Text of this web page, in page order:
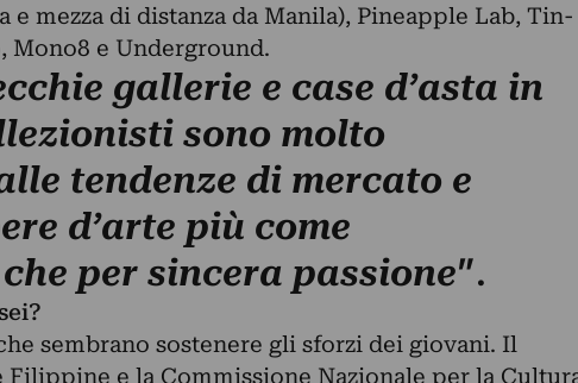
e mezza di distanza da Manila), Pineapple Lab, Tin-
Mono8 e Underground.
gallerie e case d’asta in
sono molto
tendenze di mercato e
d’arte più come
per sincera passione”.
sembrano sostenere gli sforzi dei giovani. Il
e la Commissione Nazionale per la